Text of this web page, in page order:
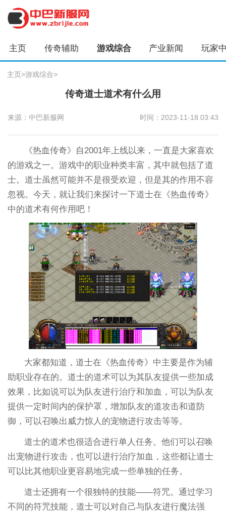
主页 传奇辅助 游戏综合 产业新闻 玩家
主页>游戏综合>
传奇道士道术有什么用
来源：中巴新服网 时间：2023-11-18 03:43
《热血传奇》自2001年上线以来，一直是大家喜欢
的游戏之一。游戏中的职业种类丰富，其中就包括了道
士。道士虽然可能并不是很受欢迎，但是其的作用不容
忽视。今天，就让我们来探讨一下道士在《热血传奇》
中的道术有何作用吧！
大家都知道，道士在《热血传奇》中主要是作为辅
助职业存在的。道士的道术可以为其队友提供一些加成
效果，比如说可以为队友进行治疗和加血，可以为队友
提供一定时间内的保护罩，增加队友的道攻击和道防
御，可以召唤出威力惊人的宠物进行攻击等等。
道士的道术也很适合进行单人任务。他们可以召唤
出宠物进行攻击，也可以进行治疗加血，这些都让道士
可以比其他职业更容易地完成一些单独的任务。
道士还拥有一个很独特的技能——符咒。通过学习
不同的符咒技能，道士可以对自己与队友进行魔法强